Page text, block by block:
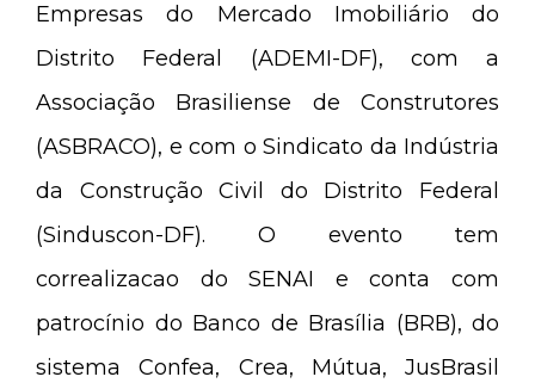
Empresas do Mercado Imobiliário do
Distrito Federal (ADEMI-DF), com a
Associação Brasiliense de Construtores
(ASBRACO), e com o Sindicato da Indústria
da Construção Civil do Distrito Federal
(Sinduscon-DF). O evento tem
correalizacao do SENAI e conta com
patrocínio do Banco de Brasília (BRB), do
sistema Confea, Crea, Mútua, JusBrasil